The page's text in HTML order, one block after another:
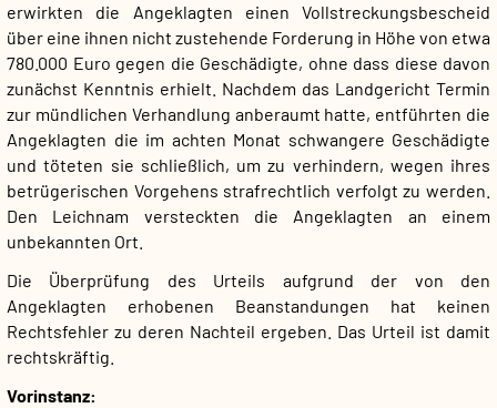
erwirkten die Angeklagten einen Vollstreckungsbescheid
über eine ihnen nicht zustehende Forderung in Höhe von etwa
780.000 Euro gegen die Geschädigte, ohne dass diese davon
zunächst Kenntnis erhielt. Nachdem das Landgericht Termin
zur mündlichen Verhandlung anberaumt hatte, entführten die
Angeklagten die im achten Monat schwangere Geschädigte
und töteten sie schließlich, um zu verhindern, wegen ihres
betrügerischen Vorgehens strafrechtlich verfolgt zu werden.
Den Leichnam versteckten die Angeklagten an einem
unbekannten Ort.
Die Überprüfung des Urteils aufgrund der von den
Angeklagten erhobenen Beanstandungen hat keinen
Rechtsfehler zu deren Nachteil ergeben. Das Urteil ist damit
rechtskräftig.
Vorinstanz: